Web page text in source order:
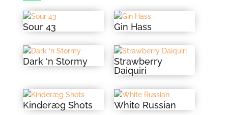
Sour 43 Gin Hass
Dark ‘n Stormy
Strawberry
Daiquiri
Kinderæg Shots White Russian